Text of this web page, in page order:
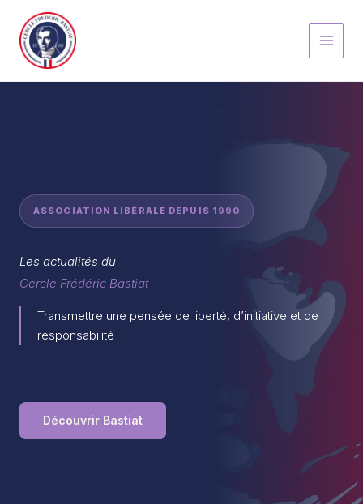
contenu
ASSOCIATION LIBÉRALE DEPUIS 1990
Les actualités du
Cercle Frédéric Bastiat
Transmettre une pensée de liberté, d’initiative et de
responsabilité
Découvrir Bastiat